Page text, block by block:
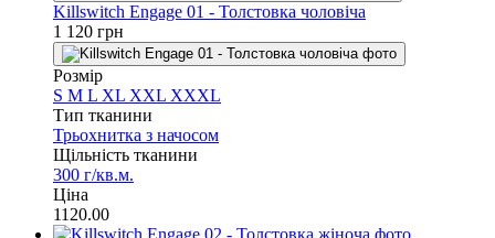
Killswitch Engage 01 - Толстовка чоловіча
1 120 грн
Розмір
S M L XL XXL XXXL
Тип тканини
Трьохнитка з начосом
Щільність тканини
300 г/кв.м.
Ціна
1120.00